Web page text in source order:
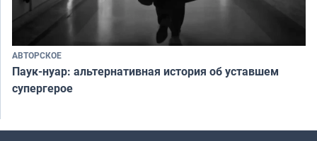
АВТОРСКОЕ
Паук-нуар: альтернативная история об уставшем
супергерое